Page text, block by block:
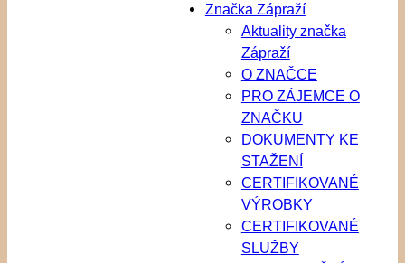
Značka Zápraží
Aktuality značka
Zápraží
O ZNAČCE
PRO ZÁJEMCE O
ZNAČKU
DOKUMENTY KE
STAŽENÍ
CERTIFIKOVANÉ
VÝROBKY
CERTIFIKOVANÉ
SLUŽBY